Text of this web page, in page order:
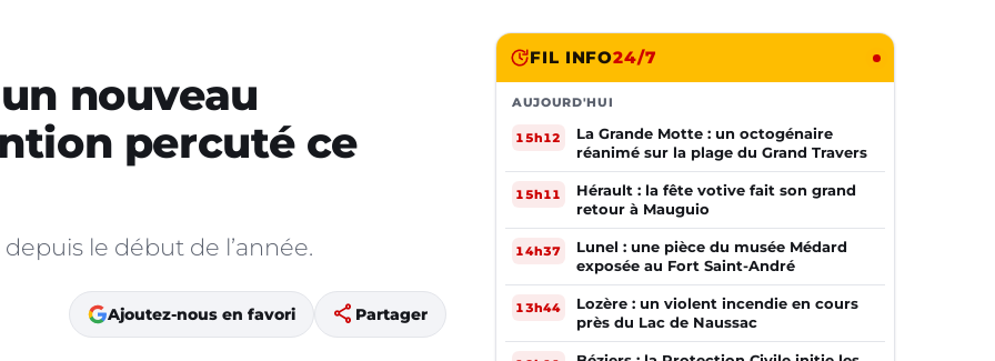
nouveau
percuté ce
le début de l’année.
Ajoutez-nous en favori share Partager
FIL INFO24/7
AUJOURD'HUI
15h12
La Grande Motte : un octogénaire
réanimé sur la plage du Grand Travers
15h11
Hérault : la fête votive fait son grand
retour à Mauguio
14h37
Lunel : une pièce du musée Médard
exposée au Fort Saint-André
13h44
Lozère : un violent incendie en cours
près du Lac de Naussac